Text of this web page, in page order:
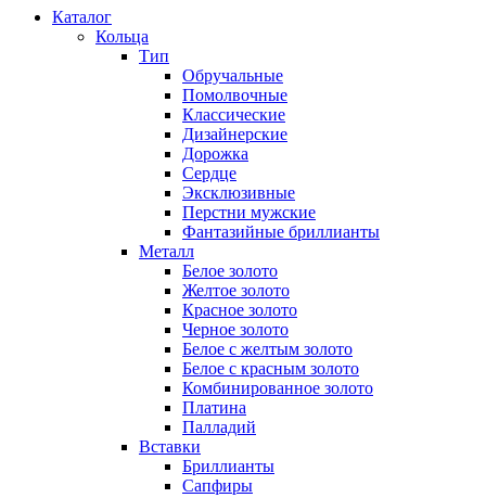
Каталог
Кольца
Тип
Обручальные
Помолвочные
Классические
Дизайнерские
Дорожка
Сердце
Эксклюзивные
Перстни мужские
Фантазийные бриллианты
Металл
Белое золото
Желтое золото
Красное золото
Черное золото
Белое с желтым золото
Белое с красным золото
Комбинированное золото
Платина
Палладий
Вставки
Бриллианты
Сапфиры